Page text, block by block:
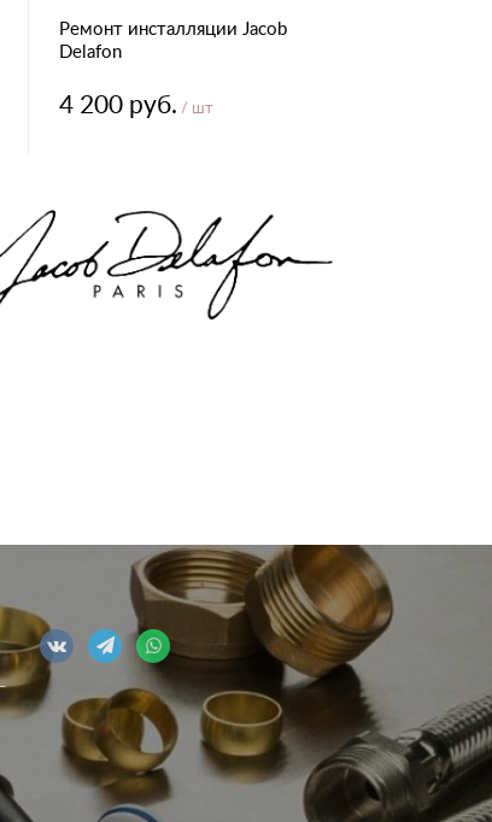
Ремонт инсталляции Jacob
Delafon
4 200 руб. / шт